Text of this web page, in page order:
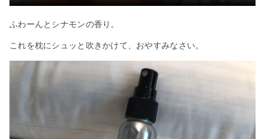
ふわーんとシナモンの香り。
これを枕にシュッと吹きかけて、おやすみなさい。